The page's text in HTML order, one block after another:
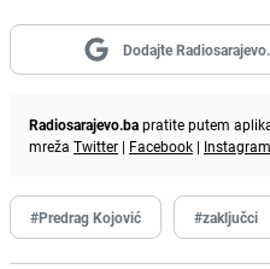
Dodajte
Radiosarajevo.bapratite putem
mreža Twitter | Facebook | Instagram
#Predrag Kojović #zaključci